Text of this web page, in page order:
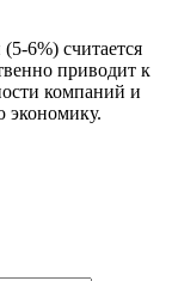
6%) считается
приводит к
компаний и
экономику.